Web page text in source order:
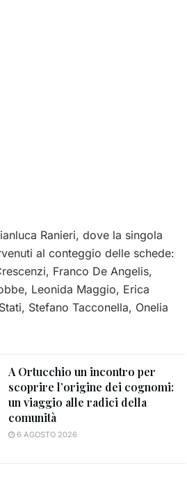
Ranieri, dove la singola
al conteggio delle schede:
Franco De Angelis,
Leonida Maggio, Erica
Stefano Tacconella, Onelia
A Ortucchio un incontro per
scoprire l’origine dei cognomi:
un viaggio alle radici della
comunità
6 AGOSTO 2026